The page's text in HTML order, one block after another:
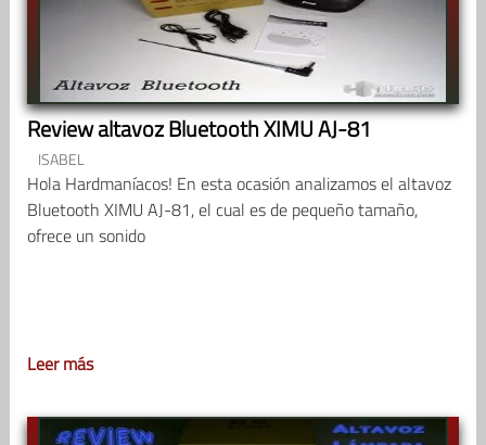
Review altavoz Bluetooth XIMU AJ-81
ISABEL
Hola Hardmaníacos! En esta ocasión analizamos el altavoz
Bluetooth XIMU AJ-81, el cual es de pequeño tamaño,
ofrece un sonido
Leer más